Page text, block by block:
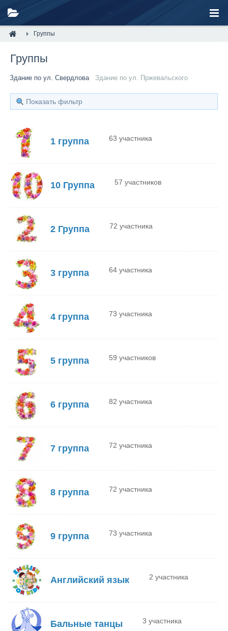
Группы
Группы
Здание по ул. Свердлова Здание по ул. Пржевальского
Показать фильтр
1 группа 63 участника
10 Группа 57 участников
2 Группа 72 участника
3 группа 64 участника
4 группа 73 участника
5 группа 59 участников
6 группа 82 участника
7 группа 72 участника
8 группа 72 участника
9 группа 73 участника
Английский язык 2 участника
Бальные танцы 3 участника